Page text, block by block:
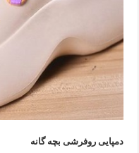
دمپایی روفرشی بچه گانه